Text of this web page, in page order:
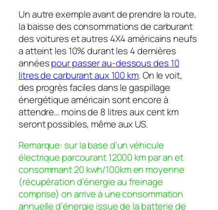
Un autre exemple avant de prendre la route,
la baisse des consommations de carburant
des voitures et autres 4X4 américains neufs
a atteint les 10% durant les 4 dernières
annéespour passer au-dessous des 10
litres de carburant aux 100 km. On le voit,
des progrès faciles dans le gaspillage
énergétique américain sont encore à
attendre… moins de 8 litres aux cent km
seront possibles, même aux US.
Remarque: sur la base d’un véhicule
électrique parcourant 12000 km par an et
consommant 20 kwh/100km en moyenne
(récupération d’énergie au freinage
comprise) on arrive à une consommation
annuelle d’énergie issue de la batterie de